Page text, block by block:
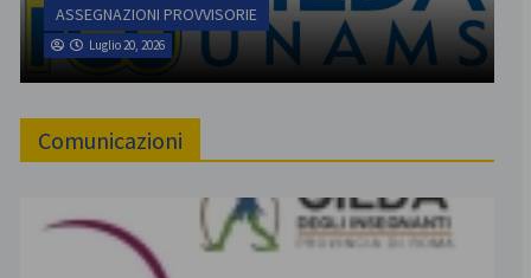
ASSEGNAZIONI PROVVISORIE
Luglio 20, 2026
Comunicazioni